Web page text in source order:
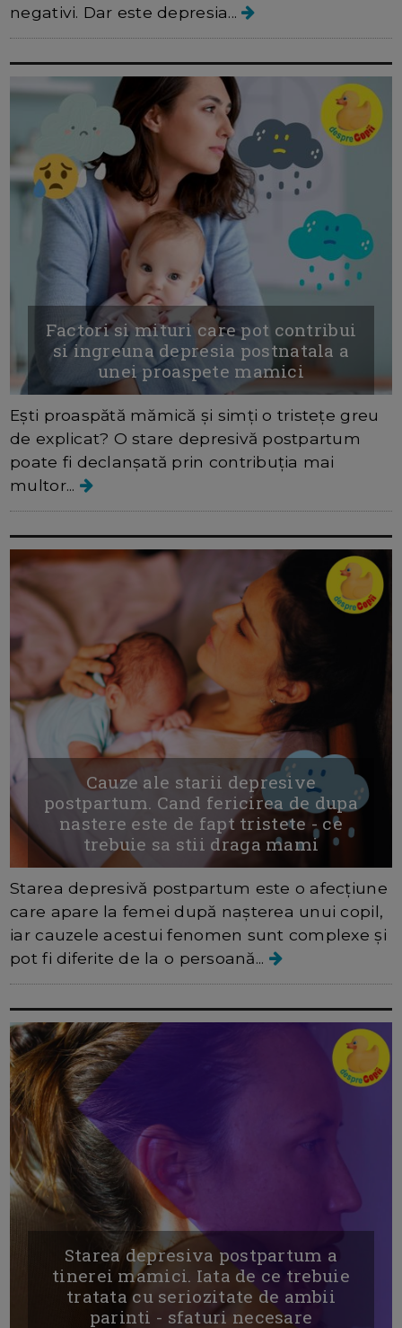
negativi. Dar este depresia...
Factori si mituri care pot contribui
si ingreuna depresia postnatala a
unei proaspete mamici
Ești proaspătă mămică și simți o tristețe greu
de explicat? O stare depresivă postpartum
poate fi declanșată prin contribuția mai
multor...
Cauze ale starii depresive
postpartum. Cand fericirea de dupa
nastere este de fapt tristete - ce
trebuie sa stii draga mami
Starea depresivă postpartum este o afecțiune
care apare la femei după nașterea unui copil,
iar cauzele acestui fenomen sunt complexe și
pot fi diferite de la o persoană...
Starea depresiva postpartum a
tinerei mamici. Iata de ce trebuie
tratata cu seriozitate de ambii
parinti - sfaturi necesare